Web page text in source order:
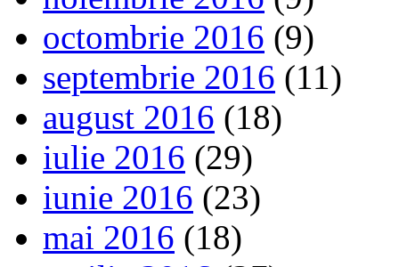
octombrie 2016 (9)
septembrie 2016 (11)
august 2016 (18)
iulie 2016 (29)
iunie 2016 (23)
mai 2016 (18)